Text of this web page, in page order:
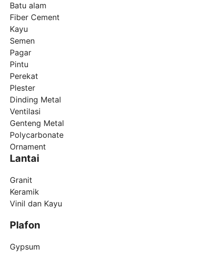
Batu alam
Fiber Cement
Kayu
Semen
Pagar
Pintu
Perekat
Plester
Dinding Metal
Ventilasi
Genteng Metal
Polycarbonate
Ornament
Lantai
Granit
Keramik
Vinil dan Kayu
Plafon
Gypsum